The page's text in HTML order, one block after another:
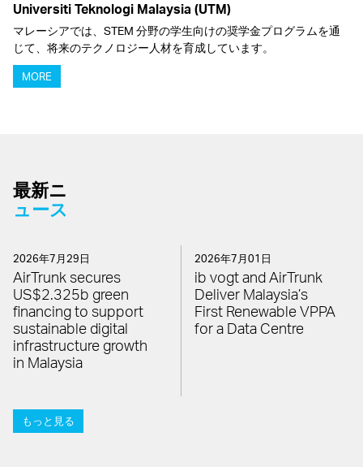
Universiti Teknologi Malaysia (UTM)
マレーシアでは、STEM 分野の学生向けの奨学金プログラムを通
じて、将来のテクノロジー人材を育成しています。
MORE
最新ニ
ュース
2026年7月29日
AirTrunk secures
US$2.325b green
financing to support
sustainable digital
infrastructure growth
in Malaysia
2026年7月01日
ib vogt and AirTrunk
Deliver Malaysia’s
First Renewable VPPA
for a Data Centre
もっと見る